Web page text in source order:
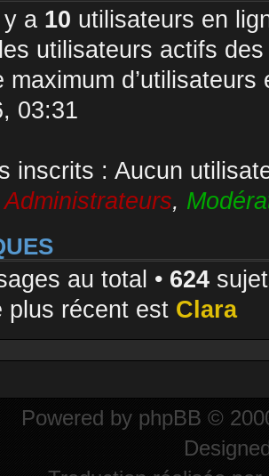
a 10 utilisateurs en
utilisateurs actifs
maximum
03:31
inscrits : Aucun
Administrateurs,
au total • 624
plus récent est Clara
Powered by phpBB ©